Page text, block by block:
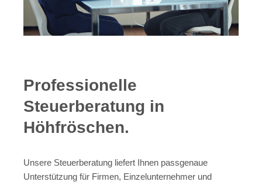
Professionelle
Steuerberatung in
Höhfröschen.
Unsere Steuerberatung liefert Ihnen passgenaue
Unterstützung für Firmen, Einzelunternehmer und